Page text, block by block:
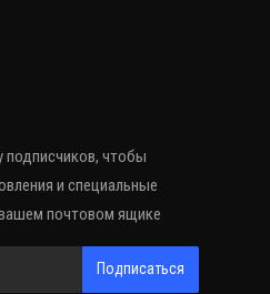
подписчиков, чтобы
и специальные
почтовом ящике
Подписаться